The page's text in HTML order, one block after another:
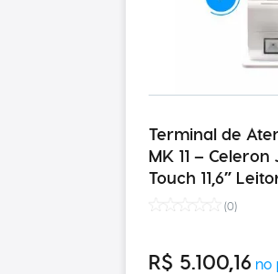
Terminal de
MK 11 – Celeron J6412 Tela
Touch 11,6”
de Presença
(0)
R$ 5.100 16